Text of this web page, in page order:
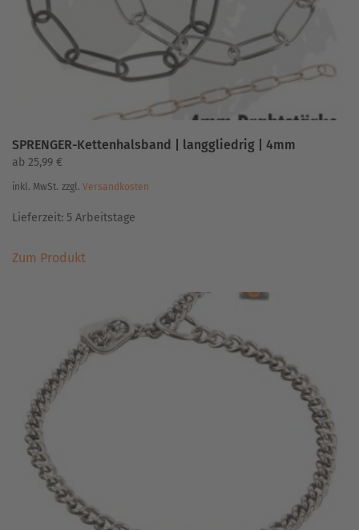
SPRENGER-Kettenhalsband | langgliedrig | 4mm
ab 25,99 €
inkl. MwSt. zzgl. Versandkosten
Lieferzeit: 5 Arbeitstage
Zum ProduktProdukt
Varianten
auf.
Die